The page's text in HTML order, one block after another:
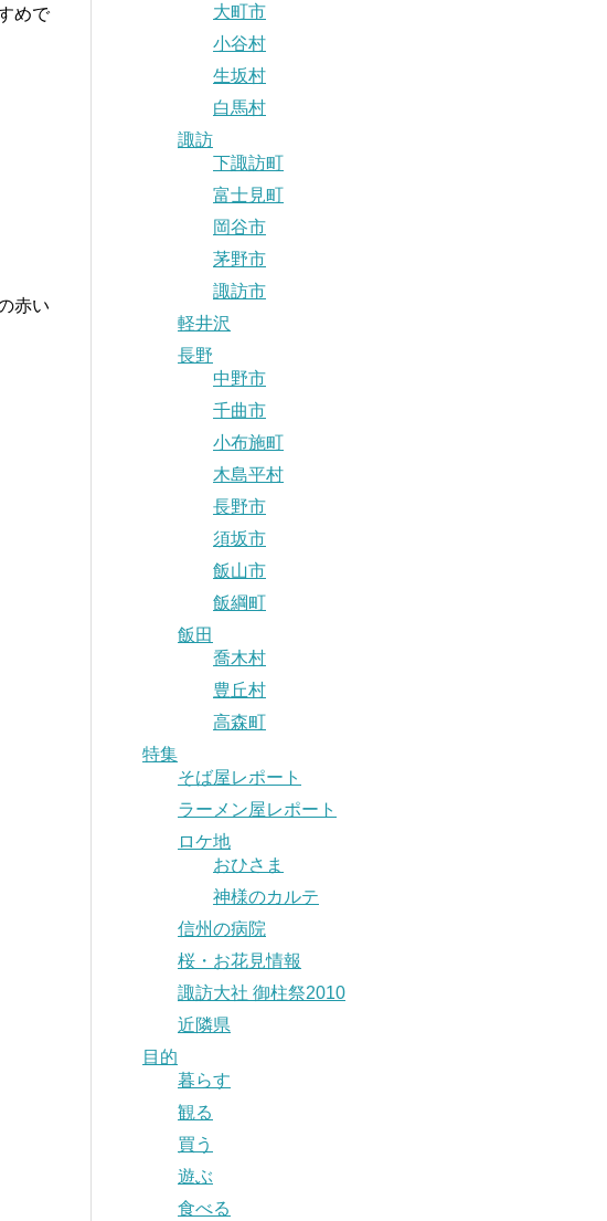
めで
赤い
大町市
小谷村
生坂村
白馬村
諏訪
下諏訪町
富士見町
岡谷市
茅野市
諏訪市
軽井沢
長野
中野市
千曲市
小布施町
木島平村
長野市
須坂市
飯山市
飯綱町
飯田
喬木村
豊丘村
高森町
特集
そば屋レポート
ラーメン屋レポート
ロケ地
おひさま
神様のカルテ
信州の病院
桜・お花見情報
諏訪大社 御柱祭2010
近隣県
目的
暮らす
観る
買う
遊ぶ
食べる